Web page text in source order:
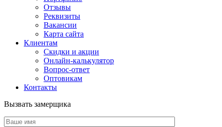
Отзывы
Реквизиты
Вакансии
Карта сайта
Клиентам
Скидки и акции
Онлайн-калькулятор
Вопрос-ответ
Оптовикам
Контакты
Вызвать замерщика